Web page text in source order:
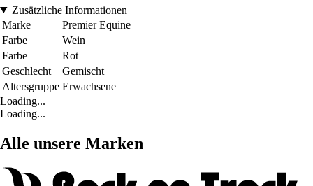
Zusätzliche Informationen
Marke
Premier Equine
Farbe
Wein
Farbe
Rot
Geschlecht
Gemischt
Altersgruppe Erwachsene
Loading...
Loading...
Alle unsere Marken